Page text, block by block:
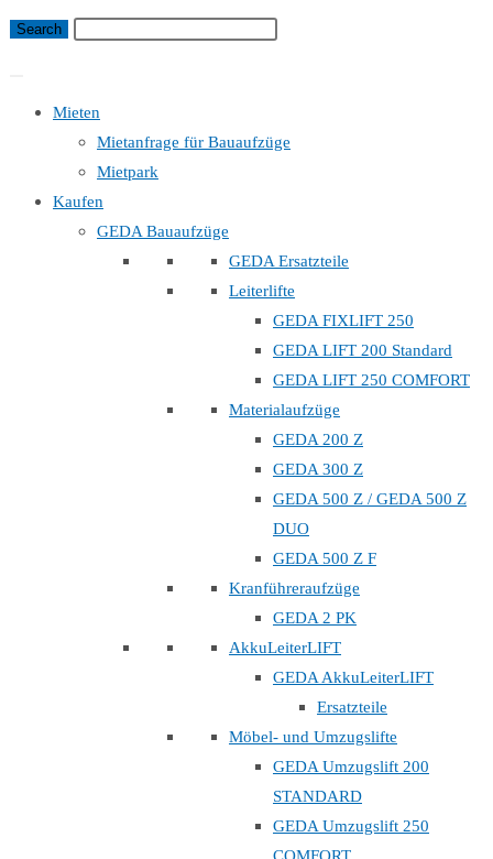
Mieten
Mietanfrage für Bauaufzüge
Mietpark
Kaufen
GEDA Bauaufzüge
GEDA Ersatzteile
Leiterlifte
GEDA FIXLIFT 250
GEDA LIFT 200 Standard
GEDA LIFT 250 COMFORT
Materialaufzüge
GEDA 200 Z
GEDA 300 Z
GEDA 500 Z / GEDA 500 Z
DUO
GEDA 500 Z F
Kranführeraufzüge
GEDA 2 PK
AkkuLeiterLIFT
GEDA AkkuLeiterLIFT
Ersatzteile
Möbel- und Umzugslifte
GEDA Umzugslift 200
STANDARD
GEDA Umzugslift 250